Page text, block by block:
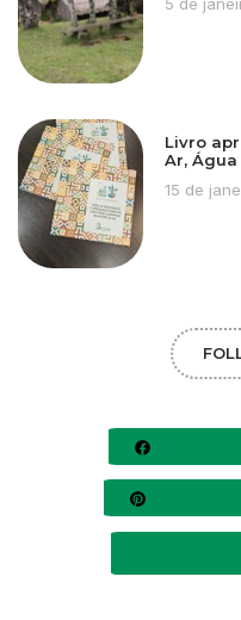
Livro
Ar,
15 de
Facebook
Pinterest